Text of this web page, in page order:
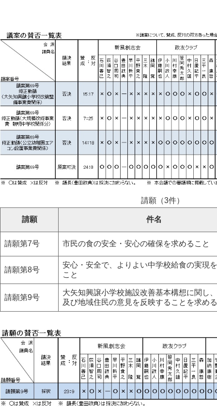
請願（3件）
請願 件名
請願第7号 市民の食の安全・安心の確保を求めること
請願第8号
安心・安全で、よりよい中学校給食の実現
こと
請願第9号
大矢知興譲小学校施設改善基本構想に関し
及び地域住民の意見を反映することを求め